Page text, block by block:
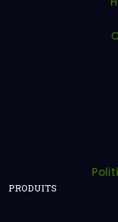
PRODUITS